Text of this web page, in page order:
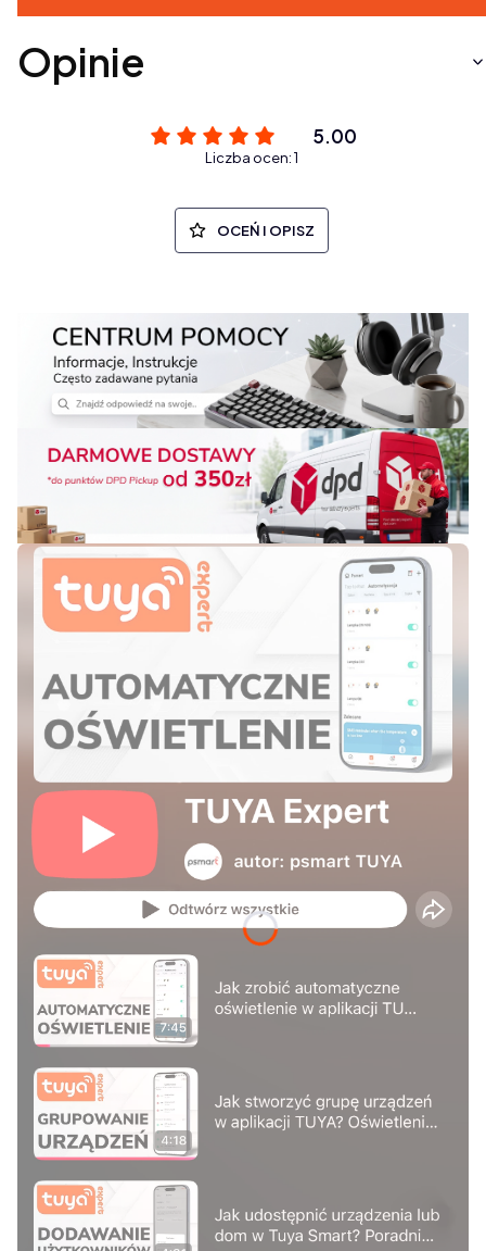
Opinie
5.00
Liczba ocen: 1
OCEŃ I OPISZ